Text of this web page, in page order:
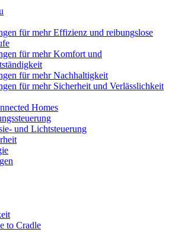
für mehr Effizienz und reibungslose
für mehr Komfort und
für mehr Nachhaltigkeit
für mehr Sicherheit und Verlässlichkeit
Homes
und Lichtsteuerung
to Cradle